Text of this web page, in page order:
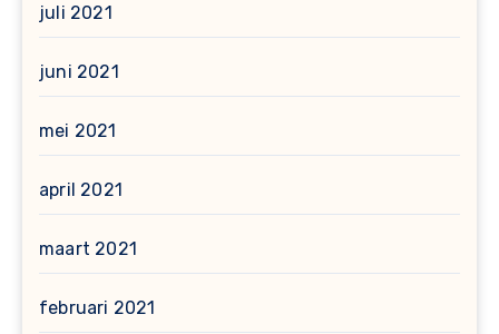
juli 2021
juni 2021
mei 2021
april 2021
maart 2021
februari 2021